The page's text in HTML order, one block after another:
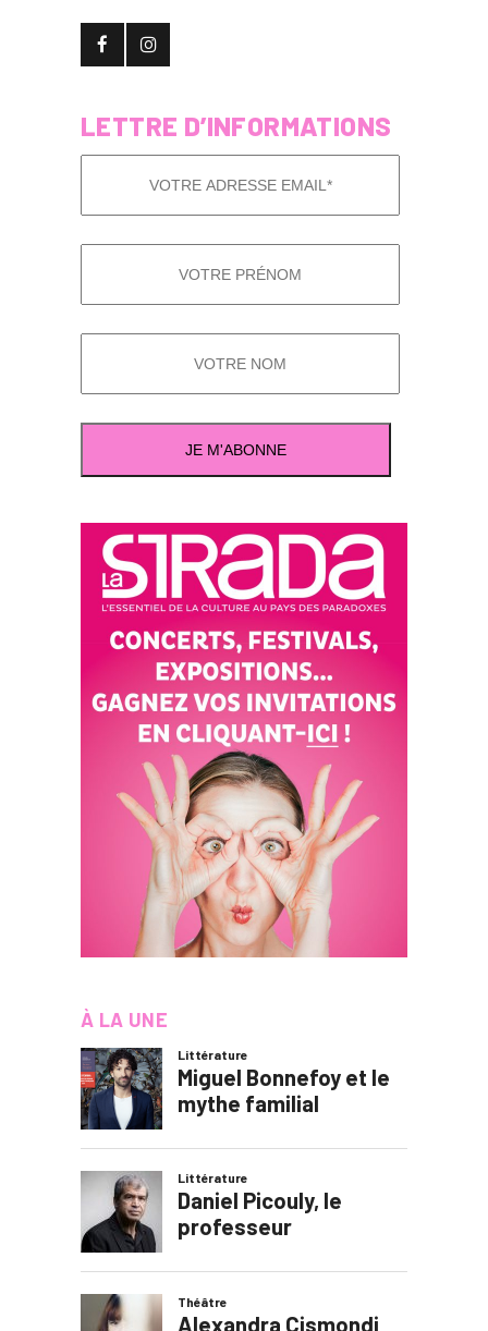
LETTRE D’INFORMATIONS
À LA UNE